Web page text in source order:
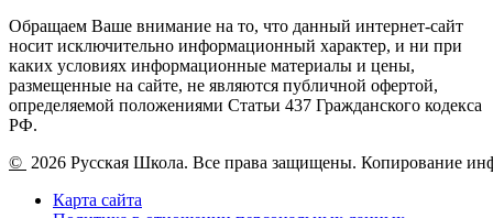
Обращаем Ваше внимание на то, что данный интернет-сайт
носит исключительно информационный характер, и ни при
каких условиях информационные материалы и цены,
размещенные на сайте, не являются публичной офертой,
определяемой положениями Статьи 437 Гражданского кодекса
РФ.
© 2026 Русская Школа. Все права защищены. Копирование
Карта сайта